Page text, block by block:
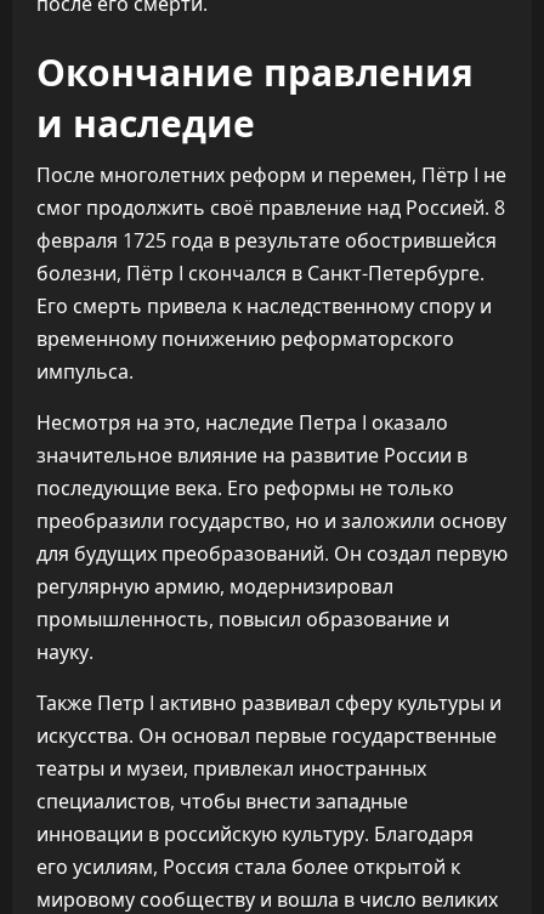
Окончание правления
и наследие
После многолетних реформ и перемен, Пётр I не
смог продолжить своё правление над Россией. 8
февраля 1725 года в результате обострившейся
болезни, Пётр I скончался в Санкт-Петербурге.
Его смерть привела к наследственному спору и
временному понижению реформаторского
импульса.
Несмотря на это, наследие Петра I оказало
значительное влияние на развитие России в
последующие века. Его реформы не только
преобразили государство, но и заложили основу
для будущих преобразований. Он создал первую
регулярную армию, модернизировал
промышленность, повысил образование и
науку.
Также Петр I активно развивал сферу культуры и
искусства. Он основал первые государственные
театры и музеи, привлекал иностранных
специалистов, чтобы внести западные
инновации в российскую культуру. Благодаря
его усилиям, Россия стала более открытой к
мировому сообществу и вошла в число великих